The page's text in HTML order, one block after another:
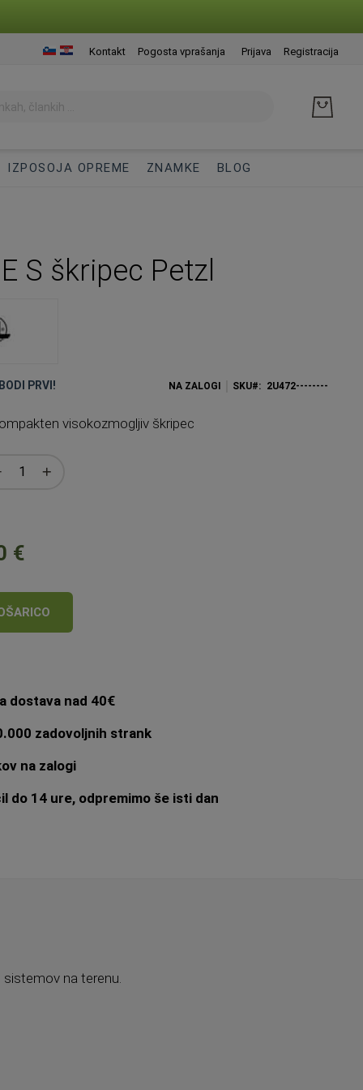
na
Kontakt Pogosta vprašanja Prijava Registracija
IZPOSOJA OPREME ZNAMKE BLOG
S škripec Petzl
PRVI! NA ZALOGI SKU 2U472--------
visokozmogljiv škripec
€
dostava nad 40€
zadovoljnih strank
na zalogi
do 14 ure, odpremimo še isti dan
na terenu.